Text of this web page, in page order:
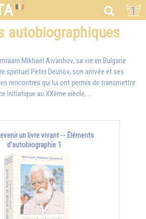
1
autobiographiques
Mikhaël Aïvanhov, sa vie en Bulgarie
spirituel Peter Deunov, son arrivée et ses
rencontres qui lui ont permis de transmettre
Initiatique au XXème siècle, ...
un livre vivant -- Éléments
d'autobiographie 1